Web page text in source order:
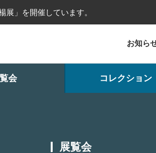
展」を開催しています。
お知ら
会 コレクション
展覧会